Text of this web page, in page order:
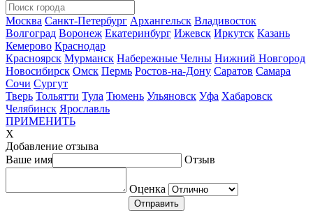
Москва Санкт-Петербург Архангельск Владивосток
Волгоград Воронеж Екатеринбург Ижевск Иркутск Казань
Кемерово Краснодар
Красноярск Мурманск Набережные Челны Нижний Новгород
Новосибирск Омск Пермь Ростов-на-Дону Саратов Самара
Сочи Сургут
Тверь Тольятти Тула Тюмень Ульяновск Уфа Хабаровск
Челябинск Ярославль
ПРИМЕНИТЬ
Х
Добавление отзыва
Ваше имя
Отзыв
Оценка